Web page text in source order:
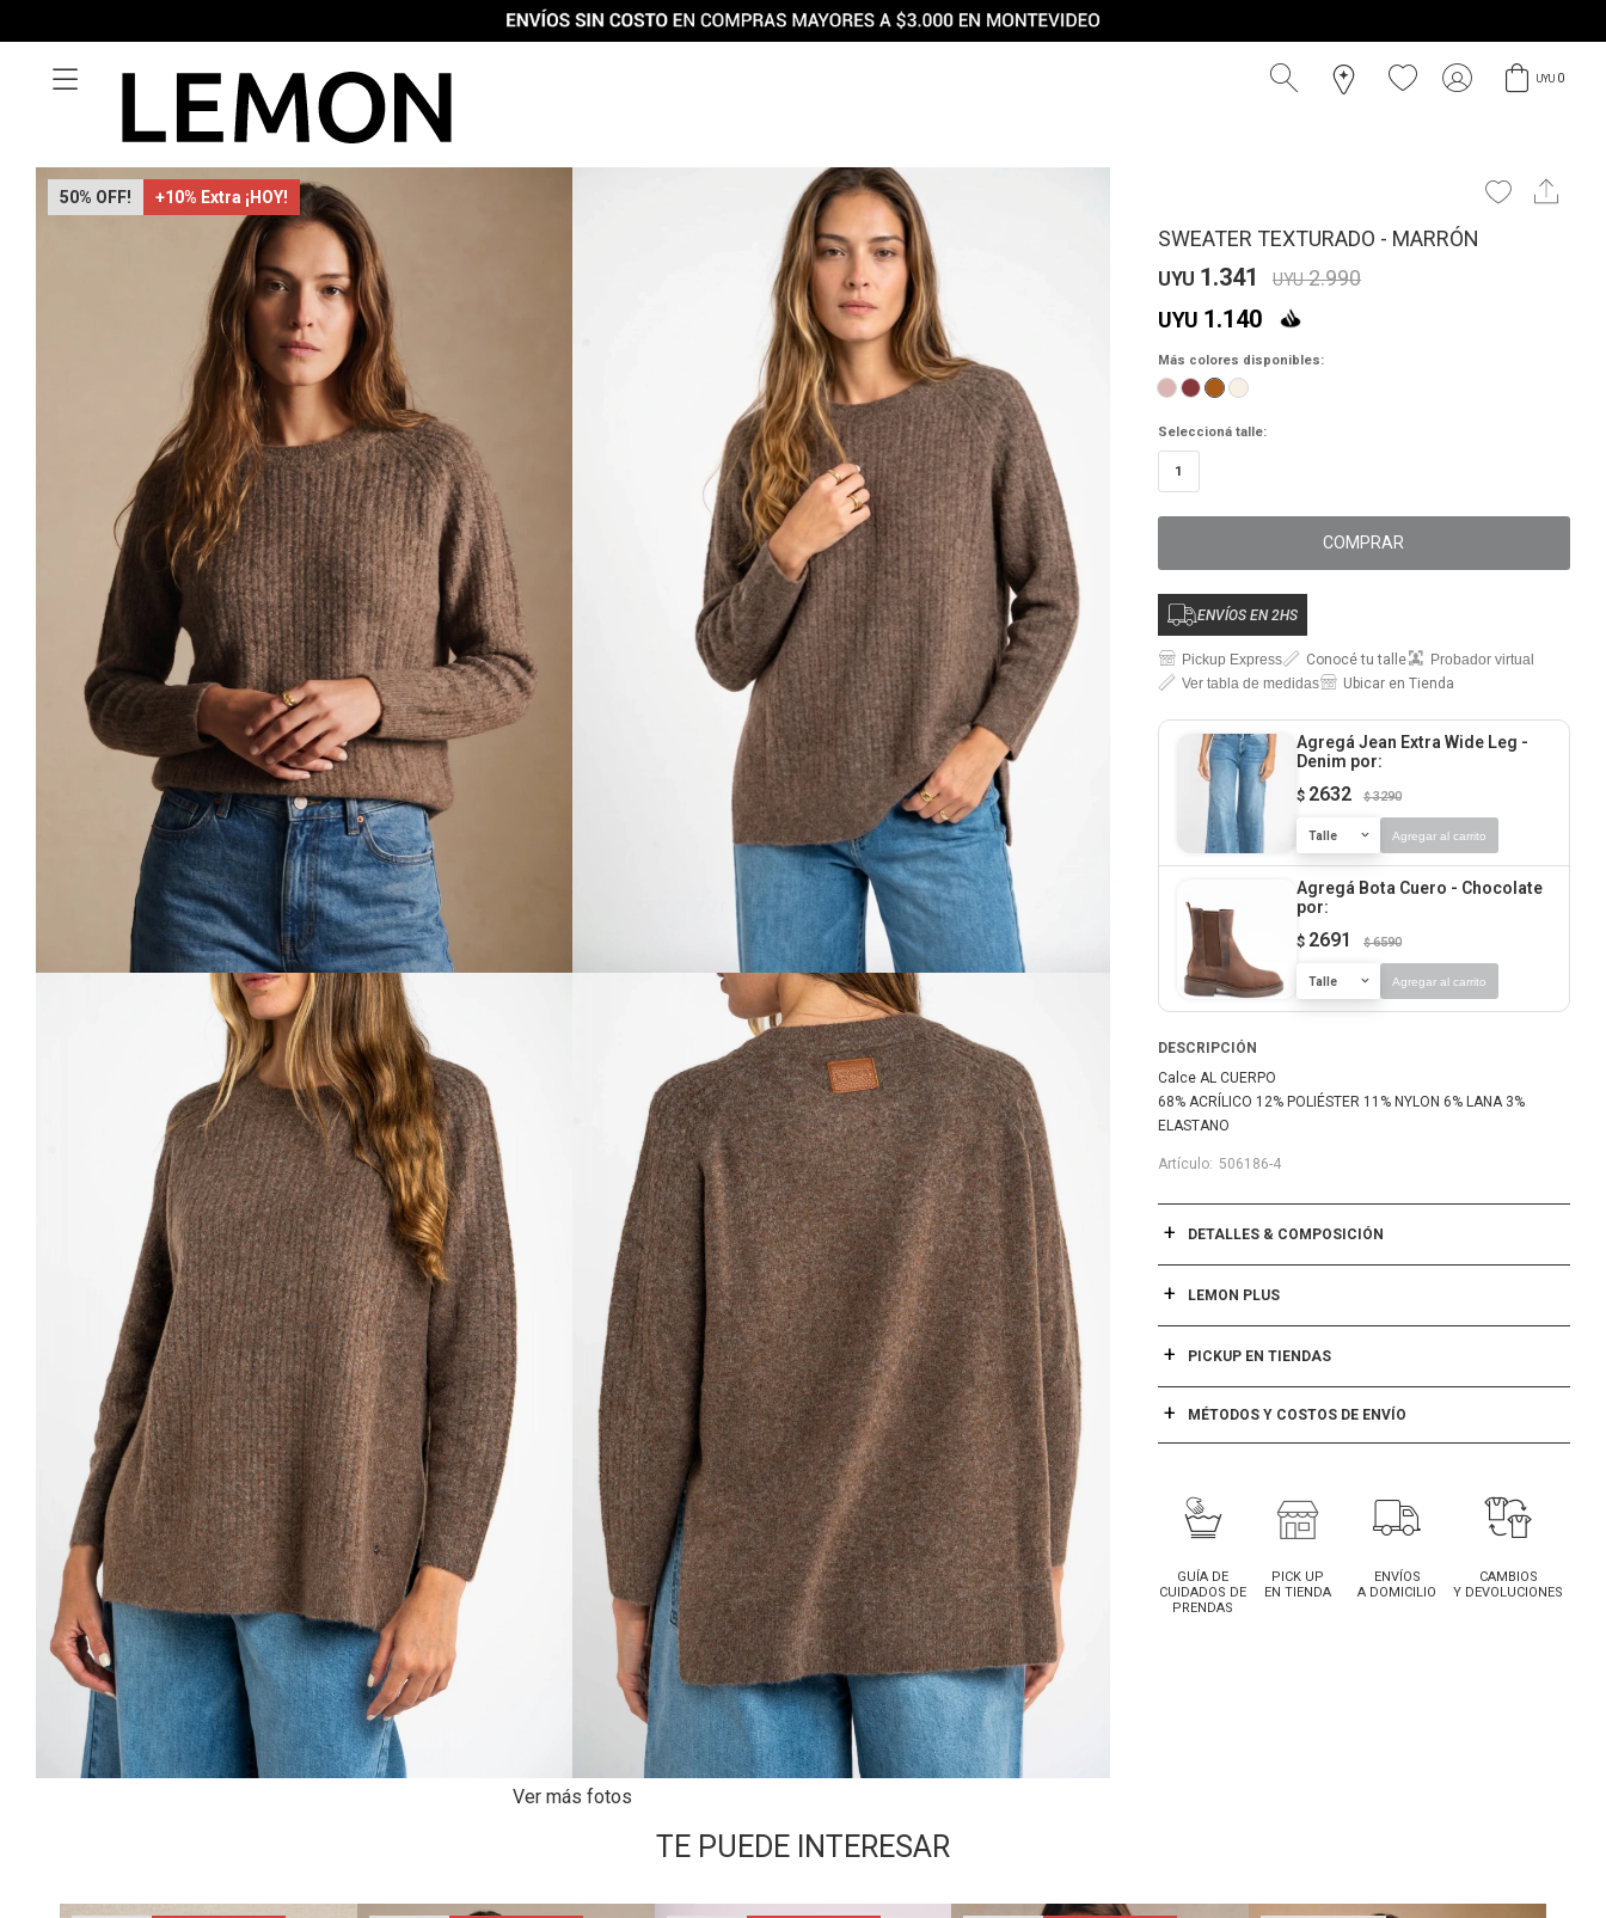
UYU 0

50 +10% Extra ¡HOY!
Ver más fotos
SWEATER TEXTURADO - MARRÓN
UYU 1.341 UYU 2.990
UYU 1.140
Más colores disponibles:
Seleccioná talle:
1
COMPRAR
ENVÍOS EN 2HS
Pickup Express Conocé tu talle
Probador virtual
Ver tabla de medidas
Ubicar en Tienda
Agregá Jean Extra Wide Leg -
Denim por:
$ 2632 $ 3290
Talle Agregar al carrito
Agregá Bota Cuero - Chocolate
por:
$ 2691 $ 6590
Talle Agregar al carrito
DESCRIPCIÓN
Calce AL CUERPO
68% ACRÍLICO 12% POLIÉSTER 11% NYLON 6% LANA 3%
ELASTANO
506186-4
DETALLES & COMPOSICIÓN
LEMON PLUS
PICKUP EN TIENDAS
MÉTODOS Y COSTOS DE ENVÍO
GUÍA DE
CUIDADOS DE
PRENDAS
PICK UP
EN TIENDA
ENVÍOS
A DOMICILIO
CAMBIOS
Y DEVOLUCIONES
TE PUEDE INTERESAR